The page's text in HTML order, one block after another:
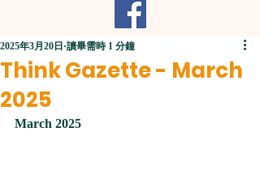
Think Gazette - March
2025
2025年3月20日 讀畢需時 1 分鐘
March 2025